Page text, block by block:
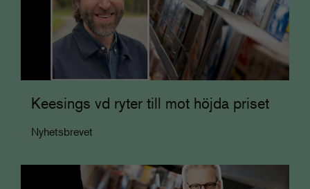
Keesings vd ryter till mot höjda priset
Nyhetsbrevet